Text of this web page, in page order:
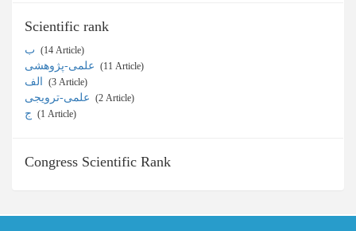
Scientific rank
‎ (14 Article)
‎ (11 Article)
‎ (3 Article)
‎ (2 Article)
‎ (1 Article)
Congress Scientific Rank